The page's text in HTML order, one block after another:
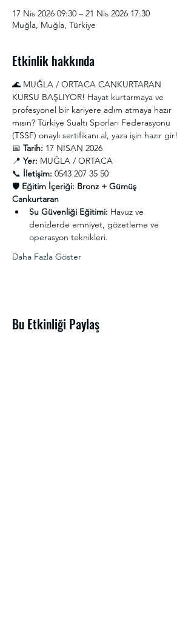
17 Nis 2026 09:30 – 21 Nis 2026 17:30
Muğla, Muğla, Türkiye
Etkinlik hakkında
🌊 MUĞLA / ORTACA CANKURTARAN
KURSU BAŞLIYOR! Hayat kurtarmaya ve
profesyonel bir kariyere adım atmaya hazır
mısın? Türkiye Sualtı Sporları Federasyonu
(TSSF) onaylı sertifikanı al, yaza işin hazır gir!
📅 Tarih: 17 NİSAN 2026
📍 Yer: MUĞLA / ORTACA
📞 İletişim: 0543 207 35 50
🛡️ Eğitim İçeriği: Bronz + Gümüş
Cankurtaran
Su Güvenliği Eğitimi: Havuz ve
denizlerde emniyet, gözetleme ve
operasyon teknikleri.
Daha Fazla Göster
Bu Etkinliği Paylaş